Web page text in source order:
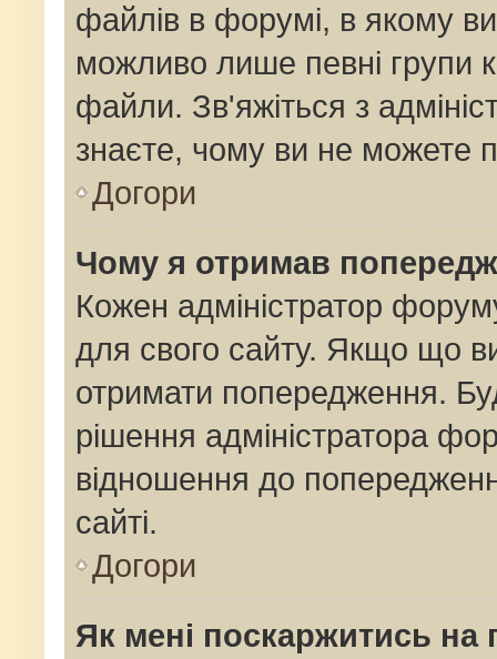
файлів в форумі, в якому
можливо лише певні групи
файли. Зв'яжіться з
знаєте, чому ви не можете
Догори
Чому я отримав
Кожен адміністратор
для свого сайту. Якщо що
отримати попередження.
рішення адміністратора
відношення до
сайті.
Догори
Як мені поскаржитись